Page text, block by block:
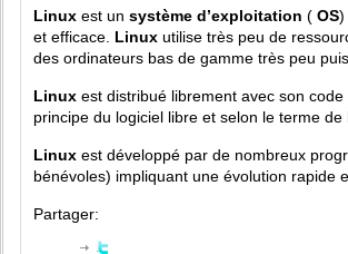
Linux est un système d’exploitation ( OS)
et efficace. Linux utilise très peu de
des ordinateurs bas de gamme très peu
Linux est distribué librement avec son
principe du logiciel libre et selon le terme de
Linux est développé par de nombreux
bénévoles) impliquant une évolution rapide
Partager: